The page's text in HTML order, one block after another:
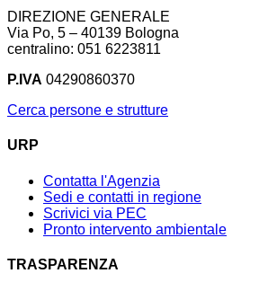
DIREZIONE GENERALE
Via Po, 5 – 40139 Bologna
centralino: 051 6223811
P.IVA 04290860370
Cerca persone e strutture
URP
Contatta l'Agenzia
Sedi e contatti in regione
Scrivici via PEC
Pronto intervento ambientale
TRASPARENZA